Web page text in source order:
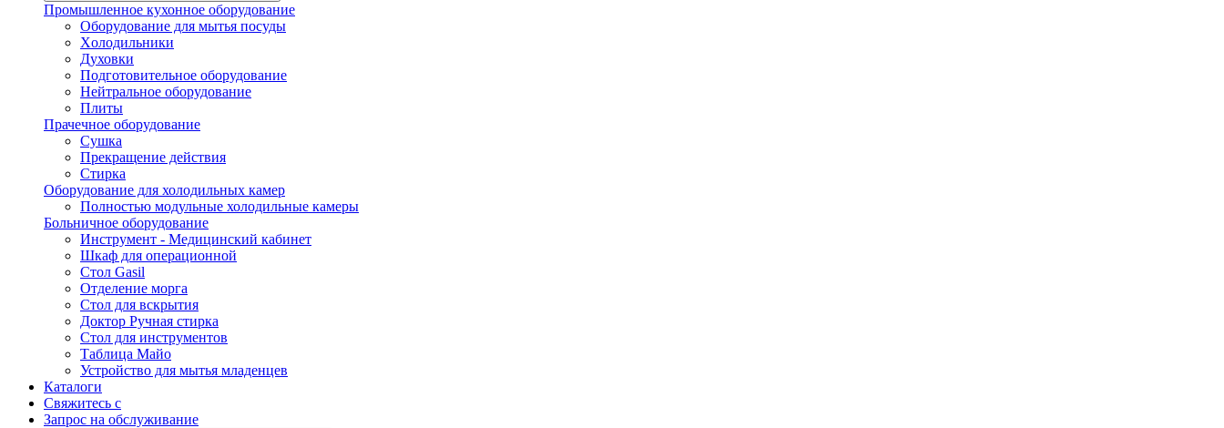
Промышленное кухонное оборудование
Оборудование для мытья посуды
Xолодильники
Духовки
Подготовительное оборудование
Нейтральное оборудование
Плиты
Прачечное оборудование
Сушка
Прекращение действия
Стирка
Оборудование для холодильных камер
Полностью модульные холодильные камеры
Больничное оборудование
Инструмент - Медицинский кабинет
Шкаф для операционной
Стол Gasil
Отделение морга
Стол для вскрытия
Доктор Ручная стирка
Стол для инструментов
Таблица Майо
Устройство для мытья младенцев
Каталоги
Свяжитесь с
Запрос на обслуживание